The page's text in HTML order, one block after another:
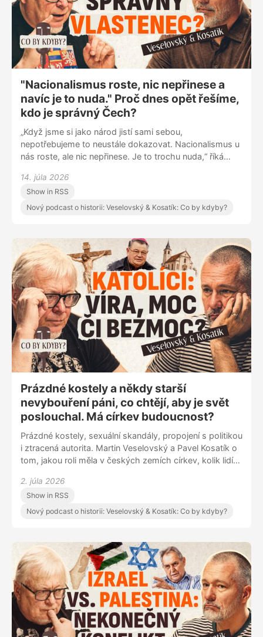
"Nacionalismus roste, nic nepřinese a
navíc je to nuda." Proč dnes opět řešíme,
kdo je správný Čech?
„Když jsme si jako národ jistí sami sebou,
nepotřebujeme to neustále dokazovat. Nacionalismus u
nás roste, ale nic nepřinese. Je to trochu nuda,“ říká
Martinem Veselovským. V podcastu také rozebírají,
proč dnes znovu sílí nacionalismus, co skutečně
znamená vlastenectví a jestli se Češi stále vyrovnávají
14. júla 2026
Show in RSS
Nový podcast o historii: Veselovský & Kosatík: Co by kdyby?
Prázdné kostely a někdy starší
nevybouření páni, co chtějí, aby je svět
poslouchal. Má církev budoucnost?
Prázdné kostely, sexuální skandály, propojení s politikou
i ztracená autorita. Martin Veselovský a Pavel Kosatík o
tom, jakou roli měla v českých zemích církev, kolik lidí
jestli má instituce, která po staletí formovala české
dějiny, ještě šanci oslovit další generace.
2. júla 2026
Show in RSS
Nový podcast o historii: Veselovský & Kosatík: Co by kdyby?